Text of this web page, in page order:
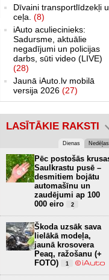
Dīvaini transportlīdzekļi
ceļa. (8)
iAuto aculiecinieks:
Sadursme, aktuālie
negadījumi un policijas
darbs, sūti video (LIVE)
(28)
Jaunā iAuto.lv mobilā
versija 2026 (27)
LASĪTĀKIE RAKSTI
Dienas Nedēļas
Pēc postošās
Saulkrastu pusē –
desmitiem bojātu
automašīnu un
zaudējumi ap 100
000 eiro
2
Škoda uzsāk sava
lielākā modeļa,
jaunā krosovera
Peaq, ražošanu (+
FOTO)
1